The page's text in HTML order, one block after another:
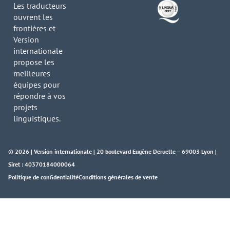
Les traducteurs
ouvrent les
frontières et
Version
internationale
propose les
meilleures
équipes pour
répondre à vos
projets
linguistiques.
© 2026 | Version internationale | 20 boulevard Eugène Deruelle – 69003 Lyon |
Siret : 40370184000064
Politique de confidentialitéConditions générales de vente